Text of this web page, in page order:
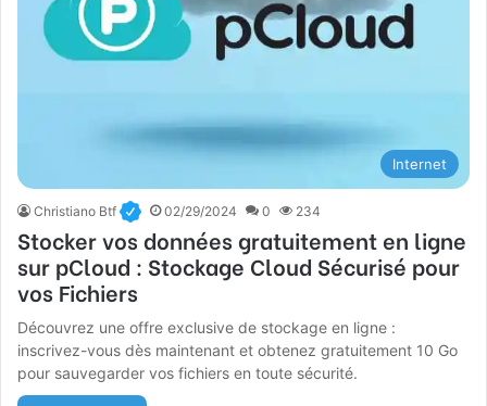
Internet
Christiano Btf 02/29/2024 0 234
Stocker vos données gratuitement en ligne
sur pCloud : Stockage Cloud Sécurisé pour
vos Fichiers
Découvrez une offre exclusive de stockage en ligne :
inscrivez-vous dès maintenant et obtenez gratuitement 10 Go
pour sauvegarder vos fichiers en toute sécurité.